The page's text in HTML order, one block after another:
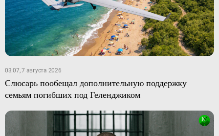
03:07, 7 августа 2026
Слюсарь пообещал дополнительную поддержку
семьям погибших под Геленджиком